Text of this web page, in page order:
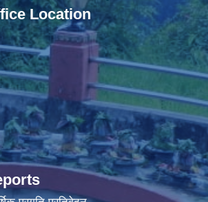
Location